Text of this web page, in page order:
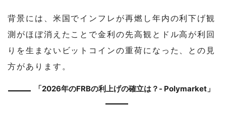
背景には、米国でインフレが再燃し年内の利下げ観
測がほぼ消えたことで金利の先高観とドル高が利回
りを生まないビットコインの重荷になった、との見
方があります。
「2026年のFRBの利上げの確立は？- Polymarket」